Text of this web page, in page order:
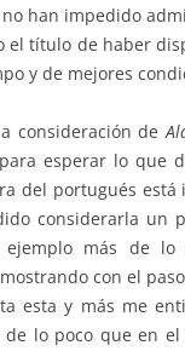
han impedido
el título de haber
y de mejores
consideración de
esperar lo que
del portugués está
considerarla un
más de lo
con el
esta y más me
de lo poco que en